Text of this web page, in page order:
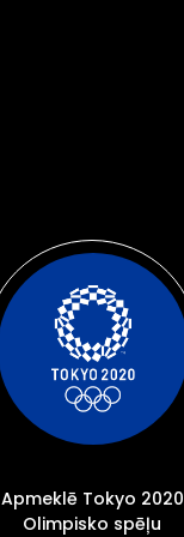
Apmeklē Tokyo 2020
Olimpisko spēļu